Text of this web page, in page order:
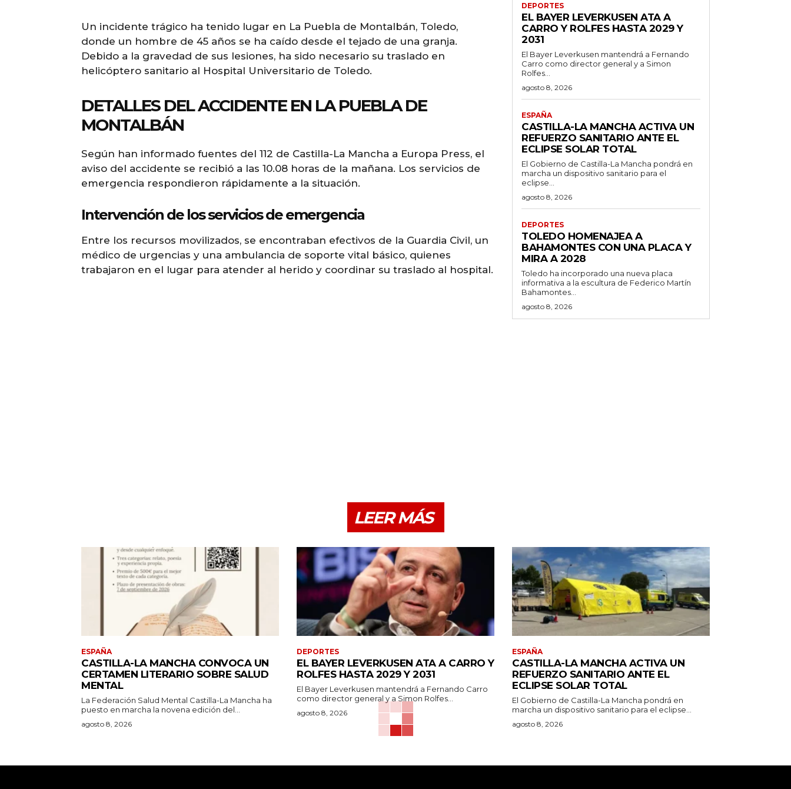
Un incidente trágico ha tenido lugar en La Puebla de Montalbán, Toledo,
donde un hombre de 45 años se ha caído desde el tejado de una granja.
Debido a la gravedad de sus lesiones, ha sido necesario su traslado en
helicóptero sanitario al Hospital Universitario de Toledo.
DETALLES DEL ACCIDENTE EN LA PUEBLA DE
MONTALBÁN
Según han informado fuentes del 112 de Castilla-La Mancha a Europa Press, el
aviso del accidente se recibió a las 10.08 horas de la mañana. Los servicios de
emergencia respondieron rápidamente a la situación.
Intervención de los servicios de emergencia
Entre los recursos movilizados, se encontraban efectivos de la Guardia Civil, un
médico de urgencias y una ambulancia de soporte vital básico, quienes
trabajaron en el lugar para atender al herido y coordinar su traslado al hospital.
DEPORTES
EL BAYER LEVERKUSEN ATA A
CARRO Y ROLFES HASTA 2029 Y
2031
El Bayer Leverkusen mantendrá a Fernando
Carro como director general y a Simon
Rolfes...
agosto 8, 2026
ESPAÑA
CASTILLA-LA MANCHA ACTIVA UN
REFUERZO SANITARIO ANTE EL
ECLIPSE SOLAR TOTAL
El Gobierno de Castilla-La Mancha pondrá en
marcha un dispositivo sanitario para el
eclipse...
agosto 8, 2026
DEPORTES
TOLEDO HOMENAJEA A
BAHAMONTES CON UNA PLACA Y
MIRA A 2028
Toledo ha incorporado una nueva placa
informativa a la escultura de Federico Martín
Bahamontes...
agosto 8, 2026
LEER MÁS
ESPAÑA
CASTILLA-LA MANCHA CONVOCA UN
CERTAMEN LITERARIO SOBRE SALUD
MENTAL
La Federación Salud Mental Castilla-La Mancha ha
puesto en marcha la novena edición del...
agosto 8, 2026
DEPORTES
EL BAYER LEVERKUSEN ATA A CARRO Y
ROLFES HASTA 2029 Y 2031
El Bayer Leverkusen mantendrá a Fernando Carro
como director general y a Simon Rolfes...
agosto 8, 2026
ESPAÑA
CASTILLA-LA MANCHA ACTIVA UN
REFUERZO SANITARIO ANTE EL
ECLIPSE SOLAR TOTAL
El Gobierno de Castilla-La Mancha pondrá en
marcha un dispositivo sanitario para el eclipse...
agosto 8, 2026